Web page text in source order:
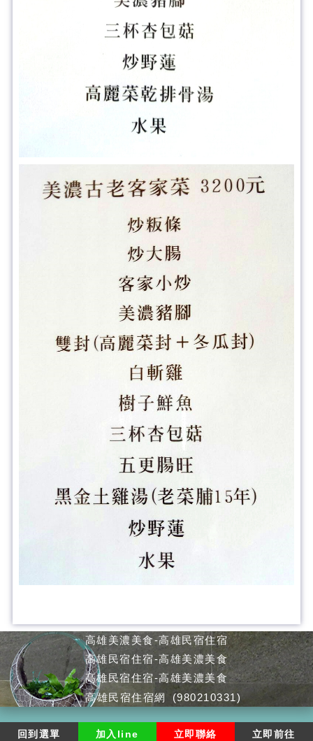
高雄美濃美食-高雄民宿住宿
高雄民宿住宿-高雄美濃美食
高雄民宿住宿-高雄美濃美食
高雄民宿住宿網 (980210331)
回到選單 加入line 立即聯絡 立即前往